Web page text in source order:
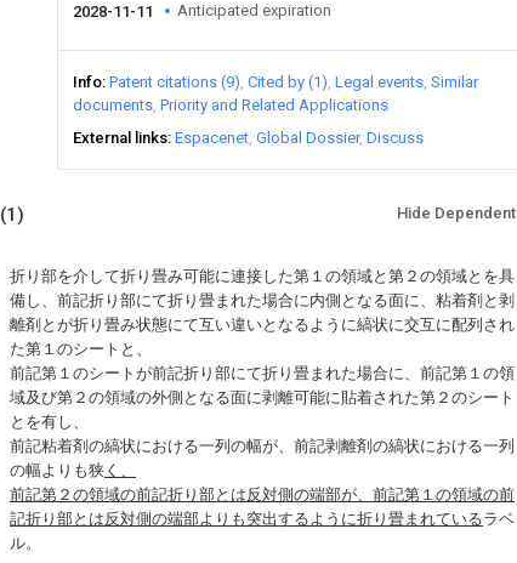
2028-11-11 Anticipated expiration
Info Patent citations (9) Cited by (1) Legal events Similar
documents Priority and Related Applications
External links Espacenet Global Dossier Discuss
(1) Hide Dependent
折り部を介して折り畳み可能に連接した第１の領域と第２の領域とを具
備し、前記折り部にて折り畳まれた場合に内側となる面に、粘着剤と剥
離剤とが折り畳み状態にて互い違いとなるように縞状に交互に配列され
た第１のシートと、
前記第１のシートが前記折り部にて折り畳まれた場合に、前記第１の領
域及び第２の領域の外側となる面に剥離可能に貼着された第２のシート
とを有し、
前記粘着剤の縞状における一列の幅が、前記剥離剤の縞状における一列
の幅よりも狭 く、
前記第２の領域の前記折り部とは反対側の端部が、前記第１の領域の前
記折り部とは反対側の端部よりも突出するように折り畳まれているラベ
ル。